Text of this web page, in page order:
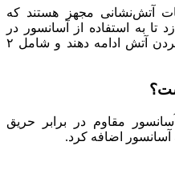
آتش‌نشانی مجهز هستند که
تا به استفاده از آسانسور در
هنگام آتش‌سوزی برای خاموش کردن آتش ادامه دهند و شامل ۲
مقاوم در برابر حریق
آسانسور اضافه کرد.